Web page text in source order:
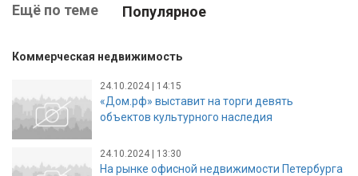
Ещё по теме Популярное
Коммерческая недвижимость
24.10.2024 | 14:15
«Дом.рф» выставит на торги девять
объектов культурного наследия
24.10.2024 | 13:30
На рынке офисной недвижимости Петербурга